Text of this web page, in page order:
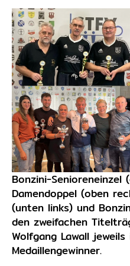
Bonzini-Senioreneinzel
Damendoppel (oben
(unten links) und
den zweifachen
Wolfgang Lawall
Medaillengewinner.